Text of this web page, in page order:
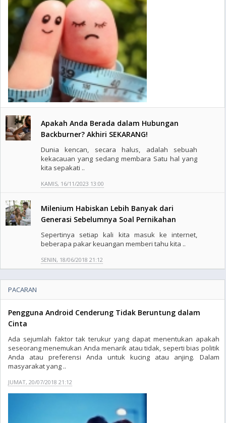
Apakah Anda Berada dalam Hubungan
Backburner? Akhiri SEKARANG!
Dunia kencan, secara halus, adalah sebuah
kekacauan yang sedang membara Satu hal yang
kita sepakati ..
KAMIS, 16/11/2023 13:00
Milenium Habiskan Lebih Banyak dari
Generasi Sebelumnya Soal Pernikahan
Sepertinya setiap kali kita masuk ke internet,
beberapa pakar keuangan memberi tahu kita ..
SENIN, 18/06/2018 21:12
PACARAN
Pengguna Android Cenderung Tidak Beruntung dalam
Cinta
Ada sejumlah faktor tak terukur yang dapat menentukan apakah
seseorang menemukan Anda menarik atau tidak, seperti bias politik
Anda atau preferensi Anda untuk kucing atau anjing. Dalam
masyarakat yang ..
JUMAT, 20/07/2018 21:12